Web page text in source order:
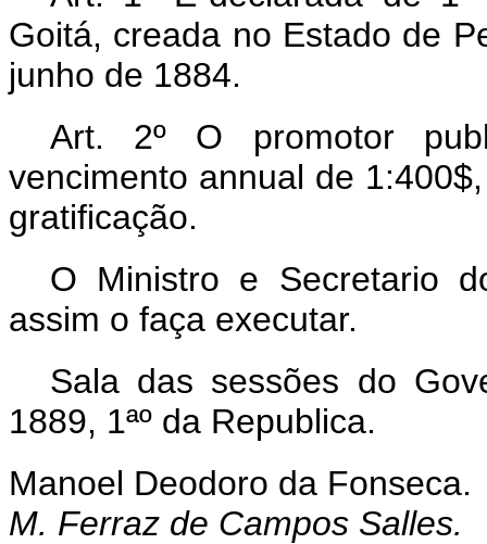
Goitá, creada no Estado de
junho de 1884.
Art. 2º O promotor
vencimento annual de
gratificação.
O Ministro e Secretario
assim o faça executar.
Sala das sessões do
1889, 1ªº da Republica.
Manoel Deodoro da Fonseca.
M. Ferraz de Campos Salles.